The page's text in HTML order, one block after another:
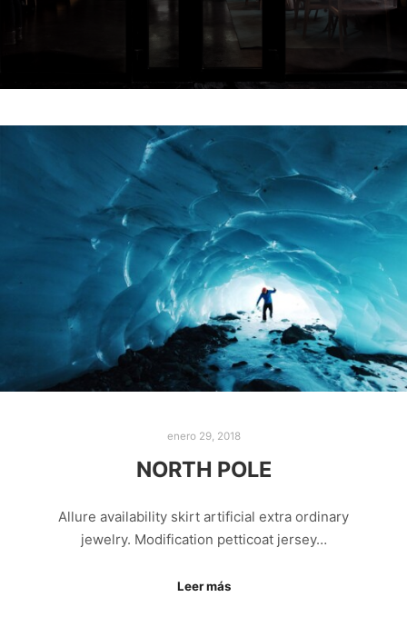
enero 29, 2018
NORTH POLE
Allure availability skirt artificial extra ordinary
jewelry. Modification petticoat jersey…
Leer más